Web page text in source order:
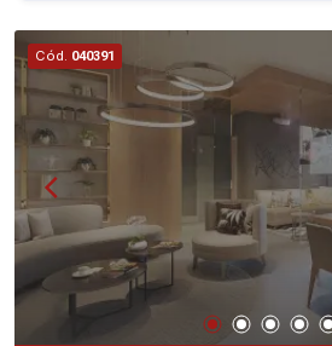
Vista oferece rampas de
tátil e vagas acessíveis,
segurança para todos os
na Rua Antônia Bizarro, o
próximo ao Largo Santo
Cruzeiro do Sul, Colégio
Bela Vista, Colégio Nossa
Misericórdia e Ultracron Centro
proporcionando praticidade no
Bela Vista é a escolha perfeita
um novo lar com lazer
Cód. 040391